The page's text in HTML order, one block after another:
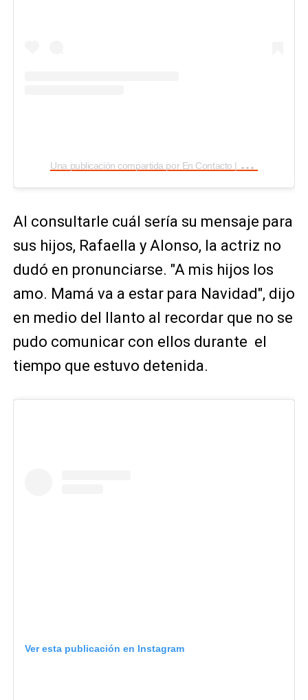
U
na publicación compartida por En Contacto | Ecuavisa (@encontactoecuavisa)
Al consultarle cuál sería su mensaje para
sus hijos, Rafaella y Alonso, la actriz no
dudó en pronunciarse. "A mis hijos los
amo. Mamá va a estar para Navidad", dijo
en medio del llanto al recordar que no se
pudo comunicar con ellos durante el
tiempo que estuvo detenida.
Ver esta publicación en Instagram